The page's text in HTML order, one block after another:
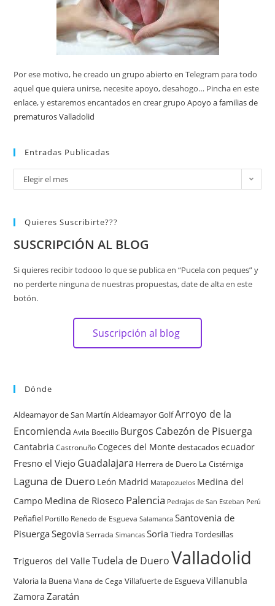
Por ese motivo, he creado un grupo abierto en Telegram para todo
aquel que quiera unirse, necesite apoyo, desahogo… Pincha en este
enlace, y estaremos encantados en crear grupoApoyo a familias de
prematuros Valladolid
Entradas Publicadas
Elegir el mes
Quieres Suscribirte???
SUSCRIPCIÓN AL BLOG
Si quieres recibir todooo lo que se publica en “Pucela con peques” y
no perderte ninguna de nuestras propuestas, date de alta en este
botón.
Suscripción al blog
Dónde
Aldeamayor de San Martín Aldeamayor GolfArroyo de la
Encomienda Avila Boecillo Burgos Cabezón de Pisuerga
Cantabria Castronuño Cogeces del Monte destacadosecuador
Fresno el Viejo Guadalajara Herrera de Duero La Cistérniga
Laguna de Duero León Madrid Matapozuelos Medina del
Campo Medina de Rioseco Palencia Pedrajas de San Esteban Perú
Peñafiel Portillo Renedo de Esgueva Salamanca Santovenia de
PisuergaSegovia Serrada Simancas SoriaTiedraTordesillas
Trigueros del Valle Tudela de Duero Valladolid
Valoria la Buena Viana de Cega Villafuerte de EsguevaVillanubla
Zamora Zaratán